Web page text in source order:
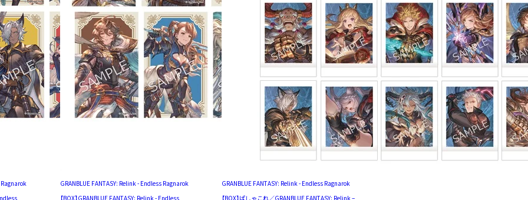
GRANBLUE FANTASY: Relink - Endless Ragnarok
【BOX】GRANBLUE FANTASY: Relink - Endless
GRANBLUE FANTASY: Relink - Endless Ragnarok
【BOX】ぱしゃこれ／GRANBLUE FANTASY: Relink –